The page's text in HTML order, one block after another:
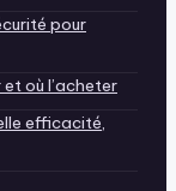
pour
où l’acheter
efficacité,